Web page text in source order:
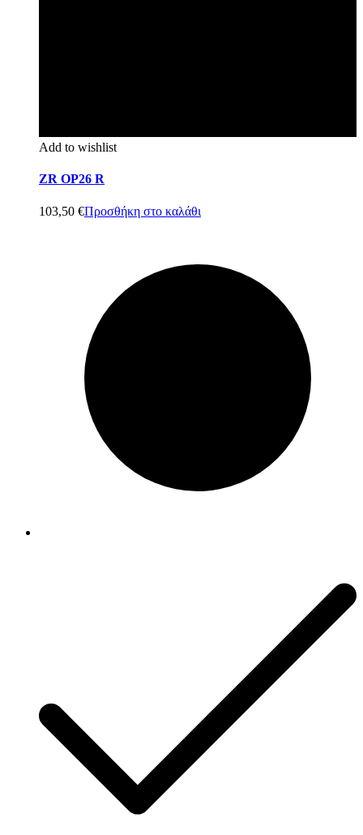
Add to wishlist
ZR OP26 R
103,50 €Προσθήκη στο καλάθι